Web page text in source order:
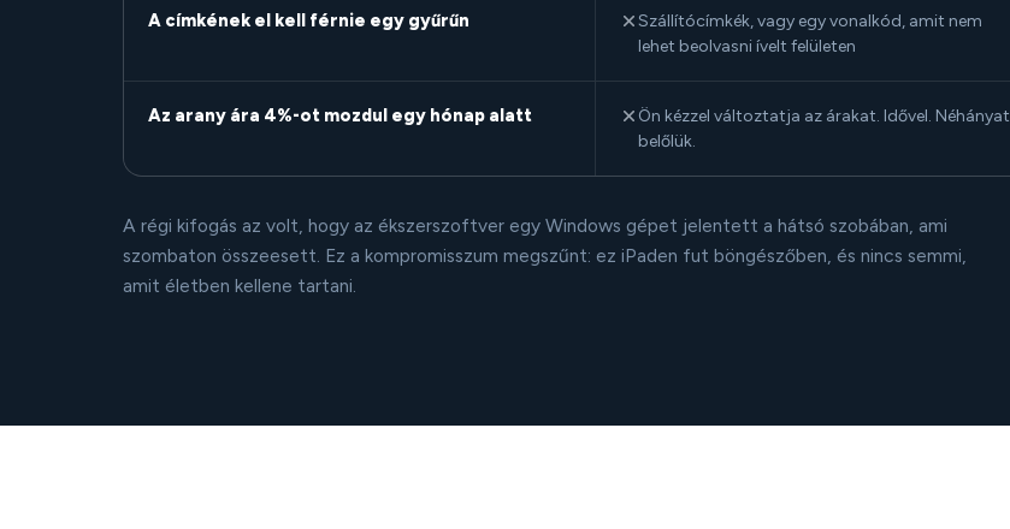
A címkének el kell férnie egy gyűrűn
Szállítócímkék, vagy egy vonalkód, amit nem
lehet beolvasni ívelt felületen
Az arany ára 4%-ot mozdul egy hónap alatt
Ön kézzel változtatja az árakat. Idővel. Néhányat
belőlük.
A régi kifogás az volt, hogy az ékszerszoftver egy Windows gépet jelentett a hátsó szobában, ami
szombaton összeesett. Ez a kompromisszum megszűnt: ez iPaden fut böngészőben, és nincs semmi,
amit életben kellene tartani.